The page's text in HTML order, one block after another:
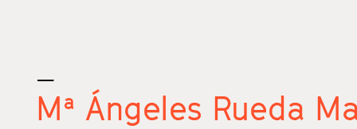
_
Mª Ángeles Rueda